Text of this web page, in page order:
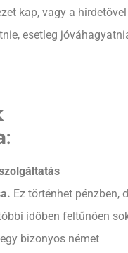
kap, vagy a hirdetővel
esetleg
:
Ez történhet pénzben,
időben feltűnően
bizonyos német